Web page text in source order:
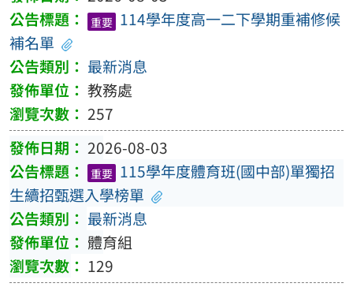
重要 114學年度高一二下學期重補修候
補名單
最新消息
教務處
257
2026-08-03
重要 115學年度體育班(國中部)單獨招
生續招甄選入學榜單
最新消息
體育組
129